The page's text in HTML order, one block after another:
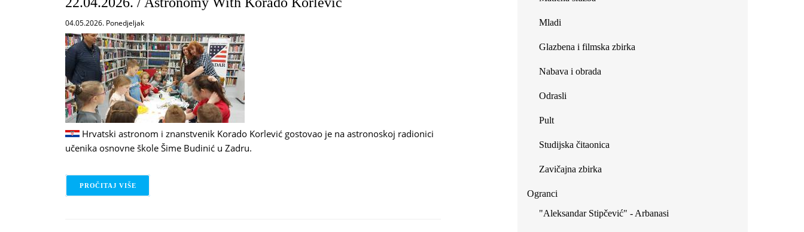
04.05.2026. Ponedjeljak
Hrvatski astronom i znanstvenik Korado Korlević gostovao je na astronoskoj radionici
učenika osnovne škole Šime Budinić u Zadru.
PROČITAJ VIŠE
Mladi
Glazbena i filmska zbirka
Nabava i obrada
Odrasli
Pult
Studijska čitaonica
Zavičajna zbirka
Ogranci
"Aleksandar Stipčević" - Arbanasi